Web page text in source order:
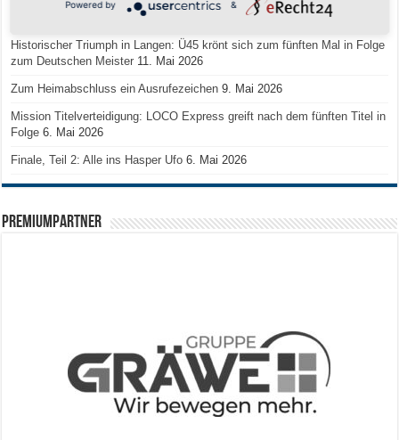
Regionalliga-Meister SV Haspe 70 12. Mai 2026
Historischer Triumph in Langen: Ü45 krönt sich zum fünften Mal in Folge
zum Deutschen Meister 11. Mai 2026
Zum Heimabschluss ein Ausrufezeichen 9. Mai 2026
Mission Titelverteidigung: LOCO Express greift nach dem fünften Titel in
Folge 6. Mai 2026
Finale, Teil 2: Alle ins Hasper Ufo 6. Mai 2026
PREMIUMPARTNER
Powered by &